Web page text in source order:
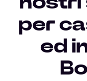
per
ed